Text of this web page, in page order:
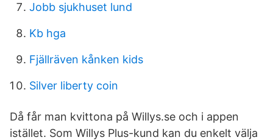
Jobb sjukhuset lund
Kb hga
Fjällräven kånken kids
Silver liberty coin
Då får man kvittona på Willys.se och i appen
istället. Som Willys Plus-kund kan du enkelt välja